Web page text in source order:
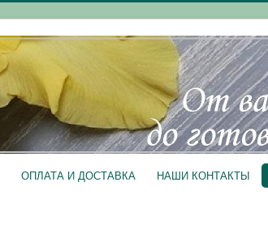
ОПЛАТА И ДОСТАВКА НАШИ КОНТАКТЫ